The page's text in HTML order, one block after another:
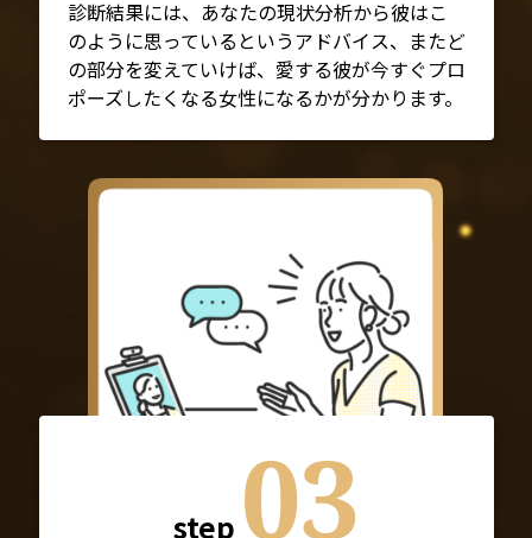
診断結果には、あなたの現状分析から彼はこ
のように思っているというアドバイス、またど
の部分を変えていけば、愛する彼が今すぐプロ
ポーズしたくなる女性になるかが分かります。
step 03